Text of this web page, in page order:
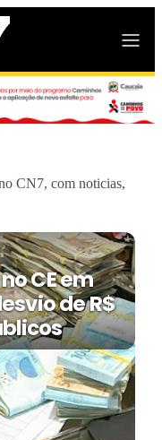
CN7, com noticias,
CE em
de R$